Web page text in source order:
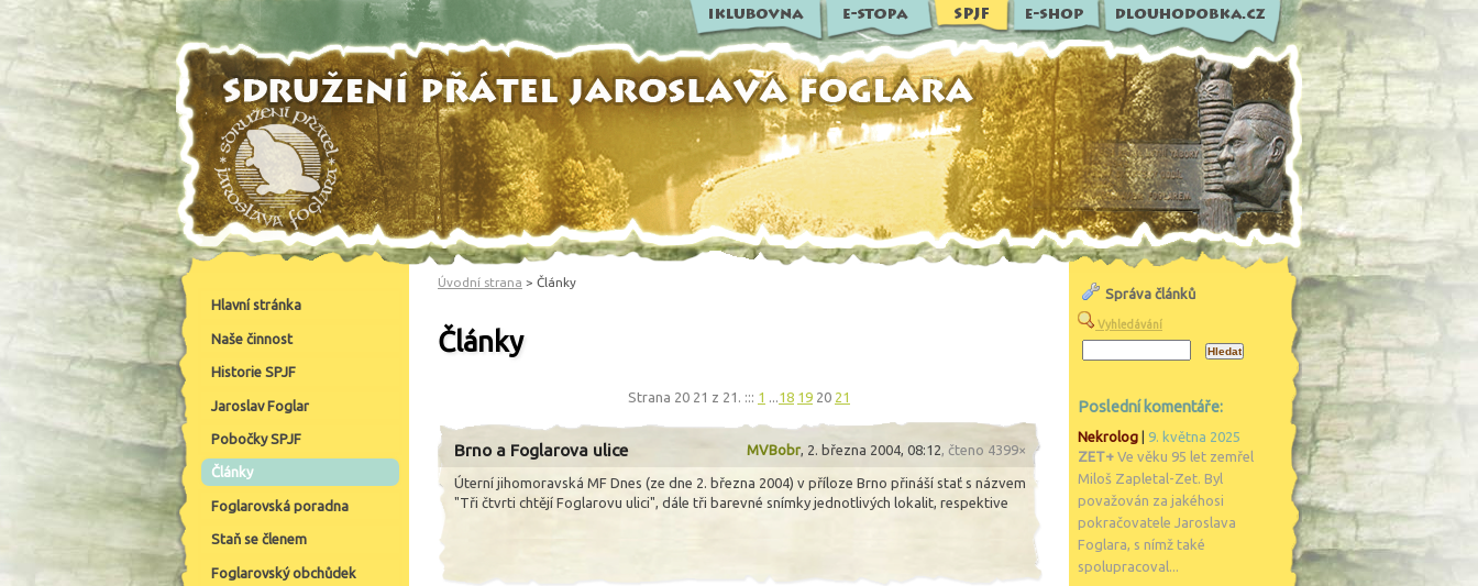
Úvodní strana > Články
Články
Strana 20 21 z 21. ::: 1 18 19 20 21
MVBobr, 2. března 2004, 08:12 , čteno 4399×
Brno a Foglarova ulice
Úterní jihomoravská MF Dnes (ze dne 2. března 2004) v příloze Brno přináší stať s názvem
"Tři čtvrti chtějí Foglarovu ulici", dále tři barevné snímky jednotlivých lokalit, respektive
Správa článků
Vyhledávání
Poslední komentáře:
Nekrolog
9. května 2025
ZET+ Ve věku 95 let zemřel
Miloš Zapletal-Zet. Byl
považován za jakéhosi
pokračovatele Jaroslava
Foglara, s nímž také
spolupracoval...
Hlavní stránka
Naše činnost
Historie SPJF
Jaroslav Foglar
Pobočky SPJF
Články
Foglarovská poradna
Staň se členem
Foglarovský obchůdek